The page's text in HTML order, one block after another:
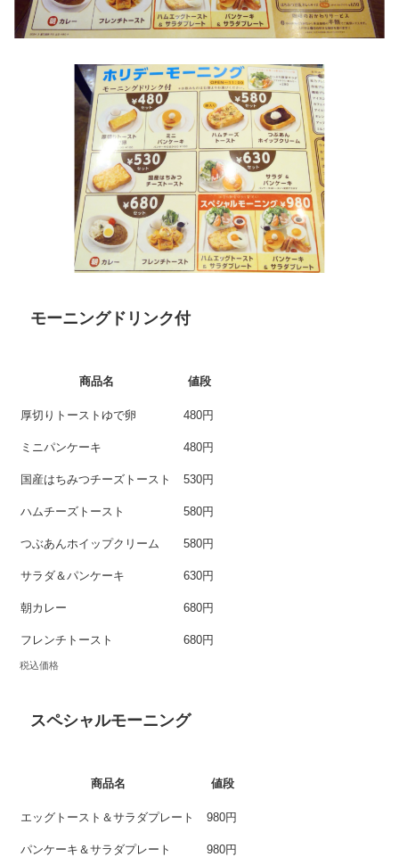
モーニングドリンク付
商品名 値段
厚切りトーストゆで卵 480円
ミニパンケーキ 480円
国産はちみつチーズトースト 530円
ハムチーズトースト 580円
つぶあんホイップクリーム 580円
サラダ＆パンケーキ 630円
朝カレー 680円
フレンチトースト 680円
税込価格
スペシャルモーニング
商品名 値段
エッグトースト＆サラダプレート 980円
パンケーキ＆サラダプレート 980円